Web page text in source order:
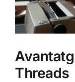
Threads